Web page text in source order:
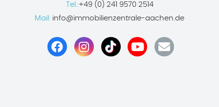
Tel.:+49 (0) 241 9570 2514
Mail: info@immobilienzentrale-aachen.de